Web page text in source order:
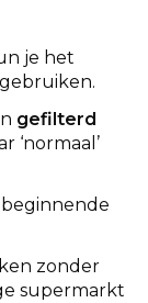
je het
gebruiken.
gefilterd
‘normaal’
beginnende
zonder
supermarkt